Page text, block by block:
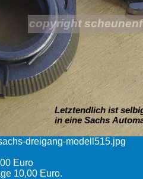
dreigang-modell515.jpg
Euro
10,00 Euro.